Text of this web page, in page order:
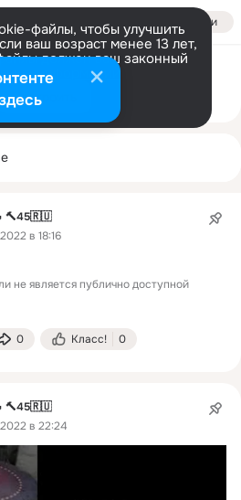
Войти
файлы, чтобы улучшить
ваш возраст менее 13 лет,
должен ваш законный
информации
Настроить
Мангалы🔥🌐🔵 🇷🇺
Товары
🔨45🇷🇺
в 18:16
не является публично доступной
0 Класс! 0
🔨45🇷🇺
в 22:24